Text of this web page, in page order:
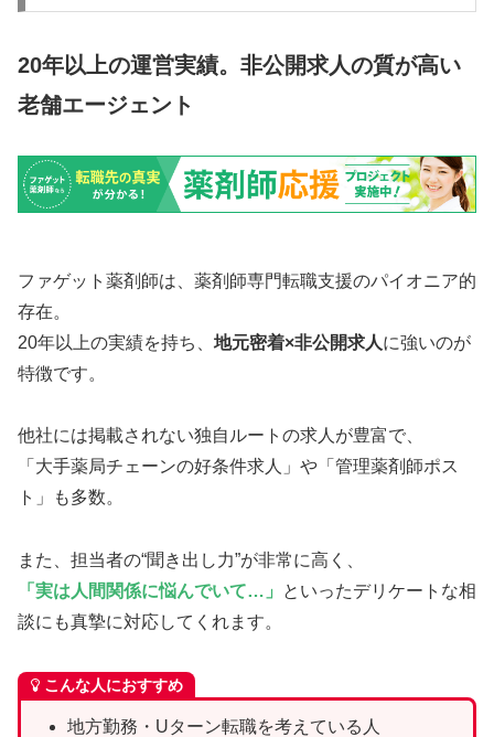
20年以上の運営実績。非公開求人の質が高い
老舗エージェント
ファゲット薬剤師は、薬剤師専門転職支援のパイオニア的
存在。
20年以上の実績を持ち、 地元密着×非公開求人に強いのが
特徴です。
他社には掲載されない独自ルートの求人が豊富で、
「大手薬局チェーンの好条件求人」や「管理薬剤師ポス
ト」も多数。
また、担当者の“聞き出し力”が非常に高く、
「実は人間関係に悩んでいて…」
といったデリケートな相
談にも真摯に対応してくれます。
こんな人におすすめ
地方勤務・Uターン転職を考えている人